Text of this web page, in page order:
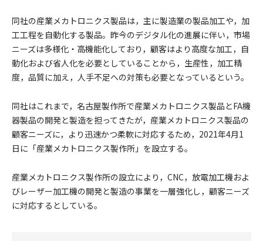
同社の産業メカトロニクス製品は，主に製造業の製品加工や，加
工工程を自動化する製品。昨今のデジタル化の進展に伴い，市場
ニーズは多様化・高機能化しており，顧客はより高度な加工，自
動化および省人化を必要としていることから，生産性，加工精
度，品質に加え，人手不足への対策も必要となっているという。
同社はこれまで，名古屋製作所で産業メカトロニクス製品とFA機
器製品の開発と製造を担ってきたが，産業メカトロニクス製品の
顧客ニーズに，より迅速かつ柔軟に対応するため，2021年4月1
日に「産業メカトロニクス製作所」を設立する。
産業メカトロニクス製作所の設立により，CNC，放電加工機およ
びレーザー加工機の開発と製造の事業を一層強化し，顧客ニーズ
に対応するとしている。